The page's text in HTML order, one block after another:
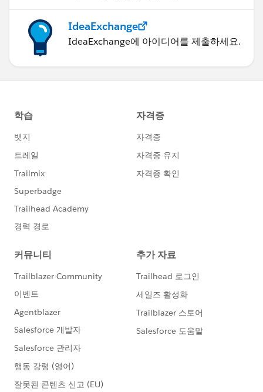
IdeaExchange
IdeaExchange에 아이디어를 제출하세요.